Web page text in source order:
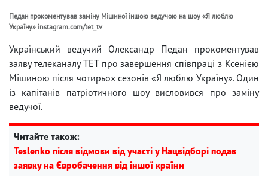
Педан прокоментував заміну Мішиної іншою ведучою на шоу «Я люблю
Україну» instagram.com/tet_tv
Український ведучий Олександр Педан прокоментував
заяву телеканалу ТЕТ про завершення співпраці з Ксенією
Мішиною після чотирьох сезонів «Я люблю Україну». Один
із капітанів патріотичного шоу висловився про заміну
ведучої.
Читайте також:
Teslenko після відмови від участі у Нацвідборі подав
заявку на Євробачення від іншої країни